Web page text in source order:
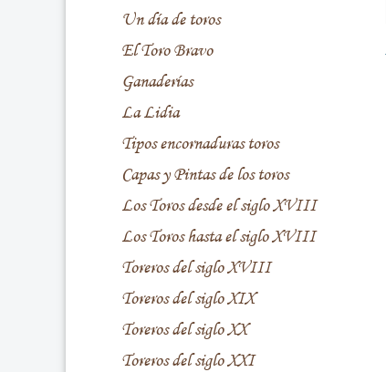
Un día de toros
El Toro Bravo
Ganaderías
La Lidia
Tipos encornaduras toros
Capas y Pintas de los toros
Los Toros desde el siglo XVIII
Los Toros hasta el siglo XVIII
Toreros del siglo XVIII
Toreros del siglo XIX
Toreros del siglo XX
Toreros del siglo XXI